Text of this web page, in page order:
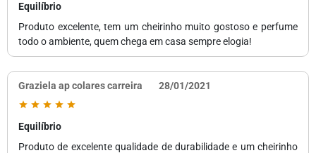
Equilíbrio
Produto excelente, tem um cheirinho muito gostoso e perfume
todo o ambiente, quem chega em casa sempre elogia!
Graziela ap colares carreira 28/01/2021
Equilíbrio
Produto de excelente qualidade de durabilidade e um cheirinho